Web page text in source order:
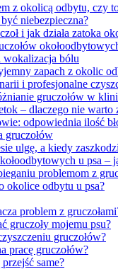
z okolicą odbytu, czy
niebezpieczna?
i jak działa zatoka
bólu
zapach z okolic
i profesjonalne
gruczołów w
– dlaczego nie warto
odpowiednia ilość
gruczołów
ulgę, a kiedy
u psa –
problemom z
okolice odbytu u psa?
problem z
gruczoły mojemu psu?
gruczołów?
pracę gruczołów?
same?